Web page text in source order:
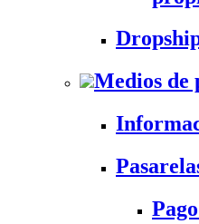
Medios de